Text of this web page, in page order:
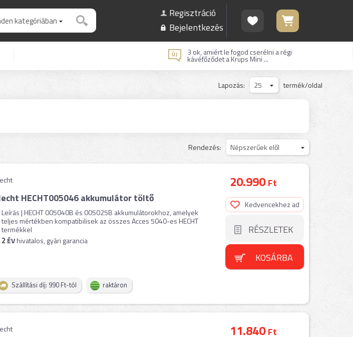
kategóriában
Regisztráció
Bejelentkezés
3 ok, amiért le fogod cserélni a régi
kávéfőződet a Krups Mini ...
termék/oldal
25
Lapozás:
Népszerűek elől
Rendezés:
HECHT005046 akkumulátor töltő
Leírás | HECHT 005040B és 005025B akkumulátorokhoz, amelyek
teljes mértékben kompatibilisek az összes Acces 5040-es HECHT
termékkel
2 ÉVhivatalos, gyári garancia
Szállítási díj: 990 Ft-tól raktáron
20.990Ft
Kedvencekhez ad
RÉSZLETEK
KOSÁRBA
11.840Ft